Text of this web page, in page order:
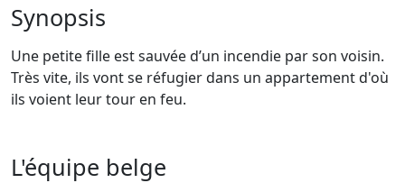
Synopsis
Une petite fille est sauvée d’un incendie par son voisin.
Très vite, ils vont se réfugier dans un appartement d'où
ils voient leur tour en feu.
L'équipe belge